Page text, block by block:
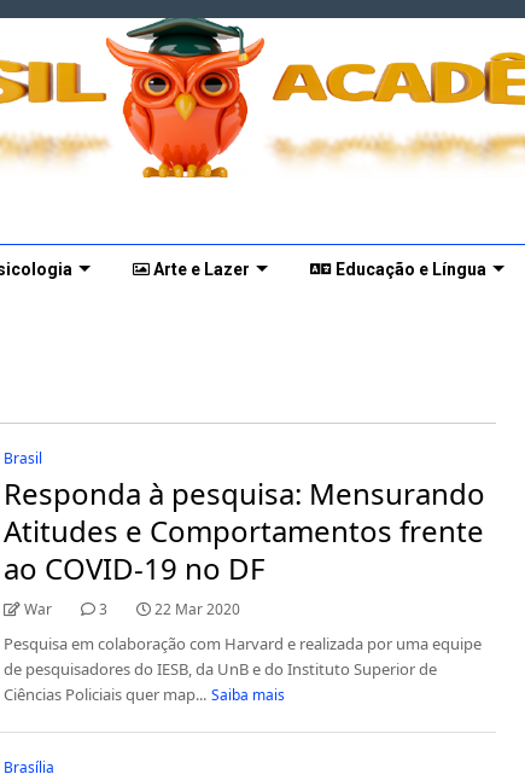
Arte e Lazer Educação e Língua
Brasil
Responda à pesquisa: Mensurando
Atitudes e Comportamentos frente
ao COVID-19 no DF
War 3 22 Mar 2020
Pesquisa em colaboração com Harvard e realizada por uma equipe
de pesquisadores do IESB, da UnB e do Instituto Superior de
Ciências Policiais quer map... Saiba mais
Brasília